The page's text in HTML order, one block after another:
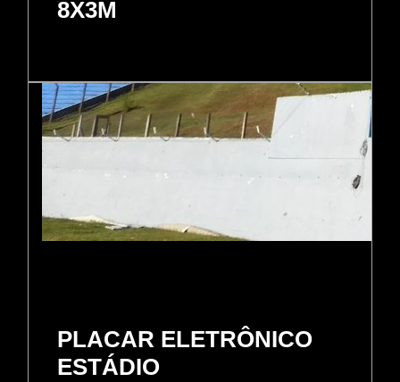
8X3M
PLACAR ELETRÔNICO
ESTÁDIO